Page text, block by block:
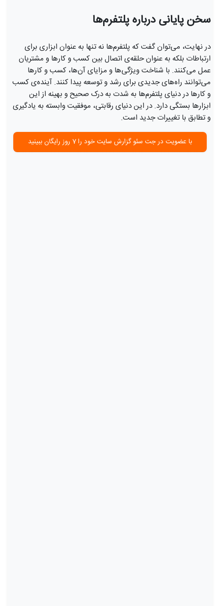
سخن پایانی درباره پلتفرم‌ها
در نهایت، می‌توان گفت که پلتفرم‌ها نه تنها به عنوان ابزاری برای
ارتباطات بلکه به عنوان حلقه‌ی اتصال بین کسب و کارها و مشتریان
عمل می‌کنند. با شناخت ویژگی‌ها و مزایای آن‌ها، کسب و کارها
می‌توانند راه‌های جدیدی برای رشد و توسعه پیدا کنند. آینده‌ی کسب
و کارها در دنیای پلتفرم‌ها به شدت به درک صحیح و بهینه از این
ابزارها بستگی دارد. در این دنیای رقابتی، موفقیت وابسته به یادگیری
و تطابق با تغییرات جدید است.
با عضویت در جت سئو گزارش سایت خود را 7 روز رایگان ببینید